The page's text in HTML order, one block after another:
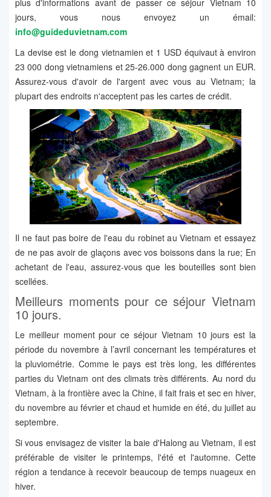
plus d'informations avant de passer ce séjour Vietnam 10
jours, vous nous envoyez un émail:
info@guideduvietnam.com
La devise est le dong vietnamien et 1 USD équivaut à environ
23 000 dong vietnamiens et 25-26.000 dong gagnent un EUR.
Assurez-vous d'avoir de l'argent avec vous au Vietnam; la
plupart des endroits n'acceptent pas les cartes de crédit.
Il ne faut pas boire de l'eau du robinet au Vietnam et essayez
de ne pas avoir de glaçons avec vos boissons dans la rue; En
achetant de l'eau, assurez-vous que les bouteilles sont bien
scellées.
Meilleurs moments pour ce séjour Vietnam
10 jours.
Le meilleur moment pour ce séjour Vietnam 10 jours est la
période du novembre à l’avril concernant les températures et
la pluviométrie. Comme le pays est très long, les différentes
parties du Vietnam ont des climats très différents. Au nord du
Vietnam, à la frontière avec la Chine, il fait frais et sec en hiver,
du novembre au février et chaud et humide en été, du juillet au
septembre.
Si vous envisagez de visiter la baie d'Halong au Vietnam, il est
préférable de visiter le printemps, l'été et l'automne. Cette
région a tendance à recevoir beaucoup de temps nuageux en
hiver.